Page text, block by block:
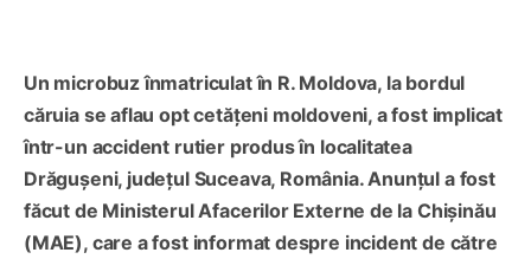
Un microbuz înmatriculat în R. Moldova, la bordul
căruia se aflau opt cetățeni moldoveni, a fost implicat
într-un accident rutier produs în localitatea
Drăgușeni, județul Suceava, România. Anunțul a fost
făcut de Ministerul Afacerilor Externe de la Chișinău
(MAE), care a fost informat despre incident de către